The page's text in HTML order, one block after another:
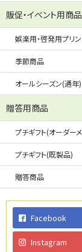
販促・イベント用商品
娯楽用・啓発用プリン
季節商品
オールシーズン(通年)
贈答用商品
プチギフト(オーダー
プチギフト(既製品)
贈答商品
Facebook
Instagram